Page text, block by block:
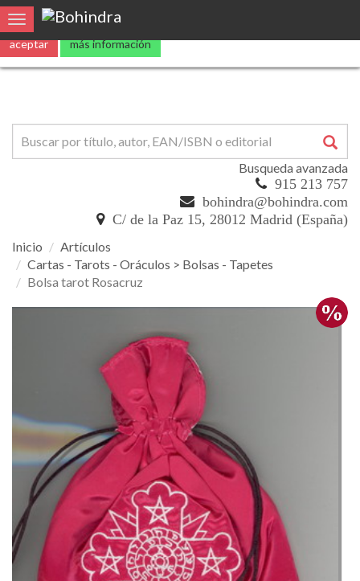
Utilizamoscookies propias y de terceros para mejorar nuestros
aceptar más información
Toggle navigation
Busqueda avanzada
915 213 757
bohindra@bohindra.com
C/ de la Paz 15, 28012 Madrid (España)
Inicio
Artículos
Cartas - Tarots - Oráculos > Bolsas - Tapetes
Bolsa tarot Rosacruz
Rosacruz